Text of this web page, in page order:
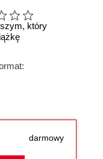
który
darmowy